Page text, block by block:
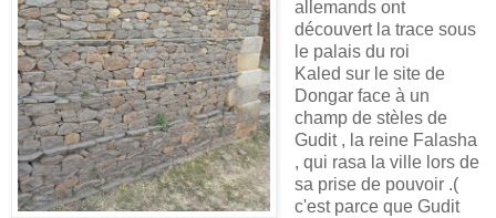
allemands ont
découvert la trace sous
le palais du roi
Kaled sur le site de
Dongar face à un
champ de stèles de
Gudit , la reine Falasha
, qui rasa la ville lors de
sa prise de pouvoir .(
c'est parce que Gudit